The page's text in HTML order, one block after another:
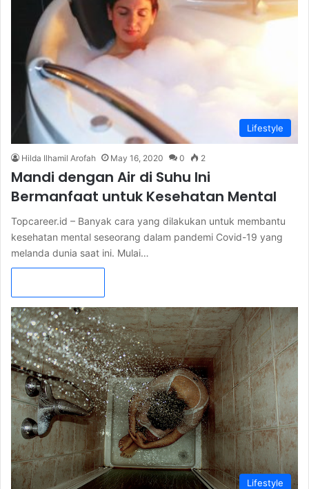
Lifestyle
Hilda Ilhamil Arofah May 16, 2020 0 2
Mandi dengan Air di Suhu Ini
Bermanfaat untuk Kesehatan Mental
Topcareer.id – Banyak cara yang dilakukan untuk membantu
kesehatan mental seseorang dalam pandemi Covid-19 yang
melanda dunia saat ini. Mulai…
Lifestyle